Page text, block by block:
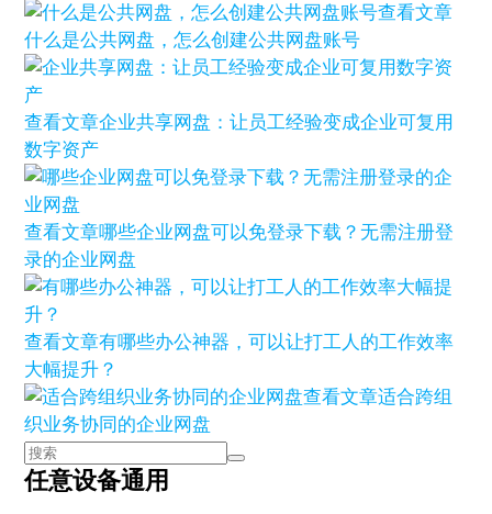
查看文章
什么是公共网盘，怎么创建公共网盘账号
查看文章企业共享网盘：让员工经验变成企业可复用
数字资产
查看文章哪些企业网盘可以免登录下载？无需注册登
录的企业网盘
查看文章有哪些办公神器，可以让打工人的工作效率
大幅提升？
查看文章适合跨组
织业务协同的企业网盘
任意设备通用